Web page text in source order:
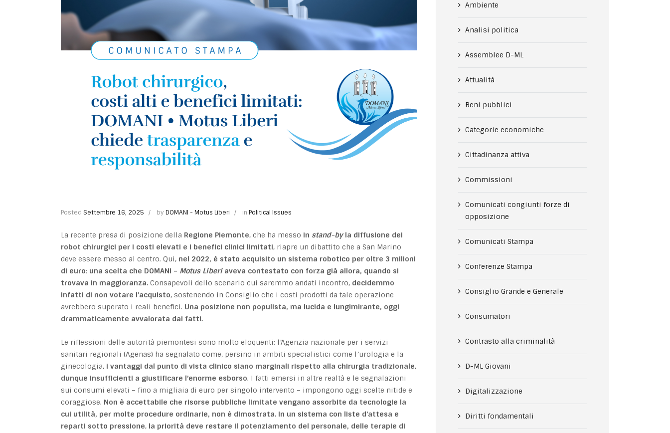
Posted Settembre 16, 2025 by DOMANI - Motus Liberi in Political Issues
La recente presa di posizione della Regione Piemonte, che ha messo in stand-byla diffusione dei
robot chirurgici per i costi elevati e i benefici clinici limitati, riapre un dibattito che a San Marino
deve essere messo al centro. Qui, nel 2022, è stato acquisito un sistema robotico per oltre 3 milioni
di euro: una scelta che DOMANI – Motus Liberiaveva contestato con forza già allora, quando si
trovava in maggioranza. Consapevoli dello scenario cui saremmo andati incontro, decidemmo
infatti di non votare l’acquisto, sostenendo in Consiglio che i costi prodotti da tale operazione
avrebbero superato i reali benefici. Una posizione non populista, ma lucida e lungimirante, oggi
drammaticamente avvalorata dai fatti.
Le riflessioni delle autorità piemontesi sono molto eloquenti: l’Agenzia nazionale per i servizi
sanitari regionali (Agenas) ha segnalato come, persino in ambiti specialistici come l’urologia e la
ginecologia, i vantaggi dal punto di vista clinico siano marginali rispetto alla chirurgia tradizionale,
dunque insufficienti a giustificare l’enorme esborso. I fatti emersi in altre realtà e le segnalazioni
sui consumi elevati – fino a migliaia di euro per singolo intervento – impongono oggi scelte nitide e
coraggiose. Non è accettabile che risorse pubbliche limitate vengano assorbite da tecnologie la
cui utilità, per molte procedure ordinarie, non è dimostrata. In un sistema con liste d’attesa e
reparti sotto pressione, la priorità deve restare il potenziamento del personale, delle terapie di
Ambiente
Analisi politica
Assemblee D-ML
Attualità
Beni pubblici
Categorie economiche
Cittadinanza attiva
Commissioni
Comunicati congiunti forze di
opposizione
Comunicati Stampa
Conferenze Stampa
Consiglio Grande e Generale
Consumatori
Contrasto alla criminalità
D-ML Giovani
Digitalizzazione
Diritti fondamentali